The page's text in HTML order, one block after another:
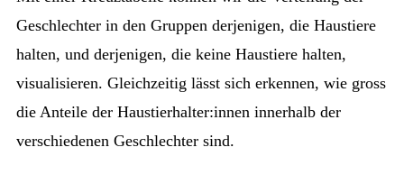
Geschlechter in den Gruppen derjenigen, die Haustiere
halten, und derjenigen, die keine Haustiere halten,
visualisieren. Gleichzeitig lässt sich erkennen, wie gross
die Anteile der Haustierhalter:innen innerhalb der
verschiedenen Geschlechter sind.